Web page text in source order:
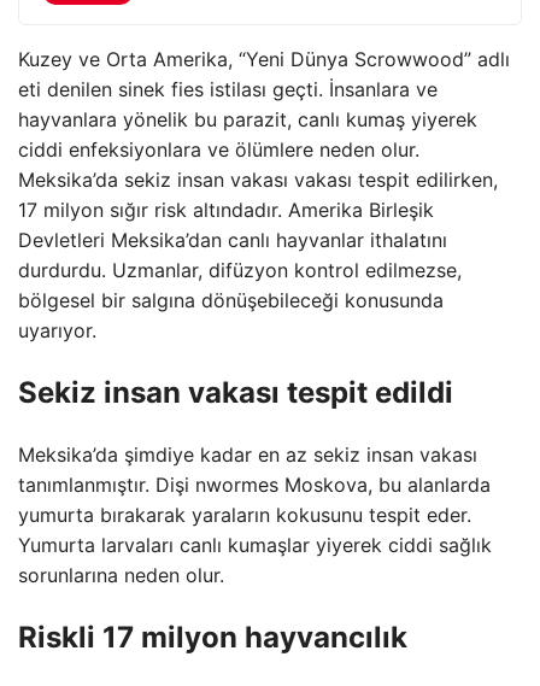
Kuzey ve Orta Amerika, “Yeni Dünya Scrowwood” adlı
eti denilen sinek fies istilası geçti. İnsanlara ve
hayvanlara yönelik bu parazit, canlı kumaş yiyerek
ciddi enfeksiyonlara ve ölümlere neden olur.
Meksika’da sekiz insan vakası vakası tespit edilirken,
17 milyon sığır risk altındadır. Amerika Birleşik
Devletleri Meksika’dan canlı hayvanlar ithalatını
durdurdu. Uzmanlar, difüzyon kontrol edilmezse,
bölgesel bir salgına dönüşebileceği konusunda
uyarıyor.
Sekiz insan vakası tespit edildi
Meksika’da şimdiye kadar en az sekiz insan vakası
tanımlanmıştır. Dişi nwormes Moskova, bu alanlarda
yumurta bırakarak yaraların kokusunu tespit eder.
Yumurta larvaları canlı kumaşlar yiyerek ciddi sağlık
sorunlarına neden olur.
Riskli 17 milyon hayvancılık